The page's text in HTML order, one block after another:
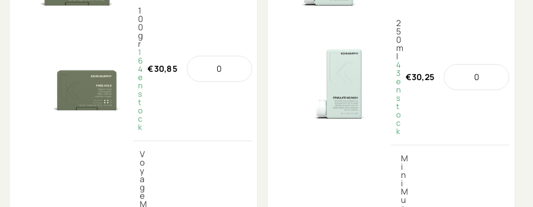
1
0
0
g
r
1
6
4
e
n
s
t
o
c
k
€30,85
V
o
y
a
g
e
M
2
5
0
m
l
4
3
e
n
s
t
o
c
k
€30,25
M
i
n
i
M
u